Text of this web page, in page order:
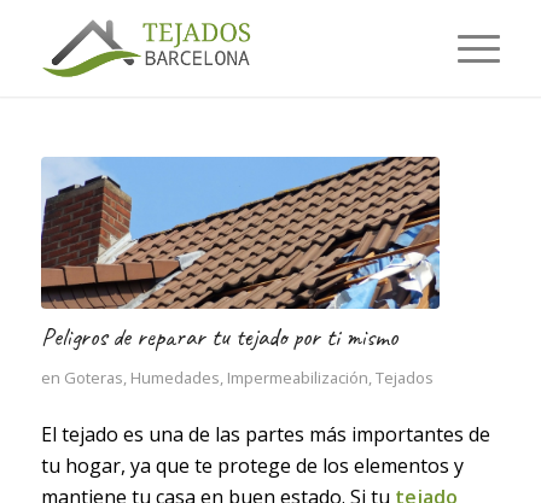
Peligros de reparar tu tejado por ti mismo
en Goteras, Humedades, Impermeabilización,Tejados
El tejado es una de las partes más importantes de
tu hogar, ya que te protege de los elementos y
mantiene tu casa en buen estado. Si tu tejado